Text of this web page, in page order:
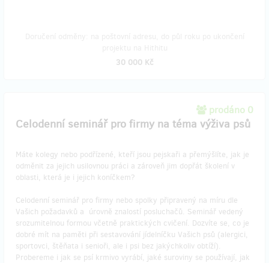
30 000 Kč
prodáno 0
Celodenní seminář pro firmy na téma výživa psů
Máte kolegy nebo podřízené, kteří jsou pejskaři a přemýšlíte, jak je
odměnit za jejich usilovnou práci a zároveň jim dopřát školení v
oblasti, která je i jejich koníčkem?
Celodenní seminář pro firmy nebo spolky připravený na míru dle
Vašich požadavků a úrovně znalostí posluchačů. Seminář vedený
srozumitelnou formou včetně praktických cvičení. Dozvíte se, co je
dobré mít na paměti při sestavování jídelníčku Vašich psů (alergici,
sportovci, štěňata i senioři, ale i psi bez jakýchkoliv obtíží).
Probereme i jak se psí krmivo vyrábí, jaké suroviny se používají, jak